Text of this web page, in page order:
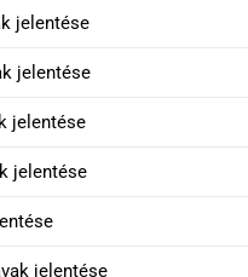
Célkitűzés jelentése
C BETŰS SZAVAK JELENTÉSE
jelentése
jelentése
jelentése
jelentése
jelentése